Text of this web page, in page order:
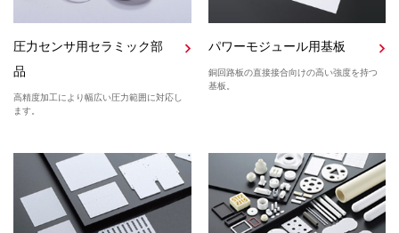
圧力センサ用セラミック部
品
高精度加工により幅広い圧力範囲に対応し
ます。
パワーモジュール用基板
銅回路板の直接接合向けの高い強度を持つ
基板。